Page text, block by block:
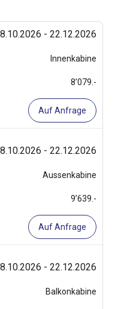
- 22.12.2026
Innenkabine
8’079.-
Auf Anfrage
- 22.12.2026
Aussenkabine
9’639.-
Auf Anfrage
- 22.12.2026
Balkonkabine